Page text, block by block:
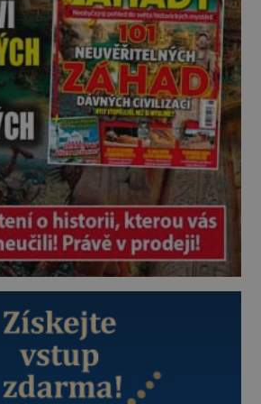
a zároveň nejkrutějších zvyků […]